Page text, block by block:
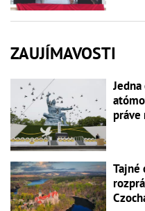
ZAUJÍMAVOSTI
práve
Tajné